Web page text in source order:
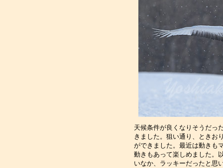
天候条件が良くなりそうだっ
きました。狙い通り、ときお
ができました。最近は動きも
動きもあって楽しめました。
いなか、ラッ